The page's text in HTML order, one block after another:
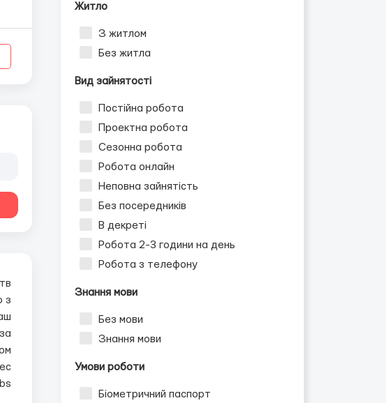
Житло
З житлом
Без житла
Вид зайнятості
Постійна робота
Проектна робота
Сезонна робота
Робота онлайн
Неповна зайнятість
Без посередників
В декреті
Робота 2-3 години на день
Робота з телефону
Знання мови
Без мови
Знання мови
Умови роботи
Біометричний паспорт